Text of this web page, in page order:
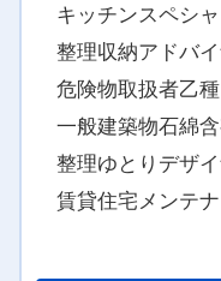
キッチンスペシャ
整理収納アドバイ
危険物取扱者乙
一般建築物石綿
整理ゆとりデザイ
賃貸住宅メンテ